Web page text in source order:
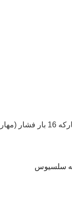
لرزه گیر لاستیکی ارتعاشات صنعتی ایران دو مارکه 16 بار فشار (مهار